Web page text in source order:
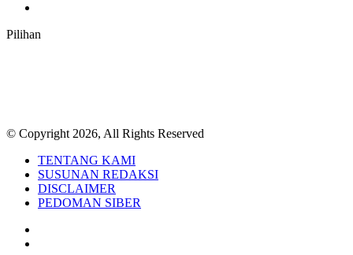
Pilihan
© Copyright 2026, All Rights Reserved
TENTANG KAMI
SUSUNAN REDAKSI
DISCLAIMER
PEDOMAN SIBER